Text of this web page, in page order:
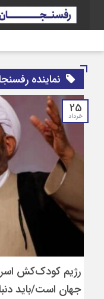
نماینده
25
خرداد
رژیم کودک‌کش
جهان است/باید